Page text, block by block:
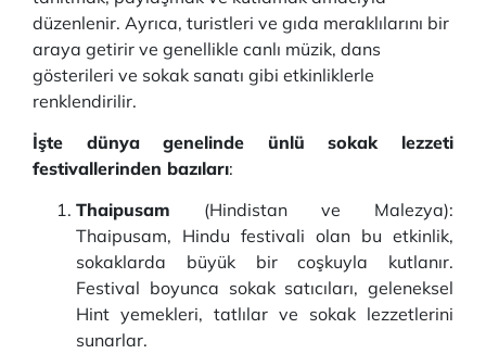
düzenlenir. Ayrıca, turistleri ve gıda meraklılarını bir
araya getirir ve genellikle canlı müzik, dans
gösterileri ve sokak sanatı gibi etkinliklerle
renklendirilir.
İşte dünya genelinde ünlü sokak lezzeti
festivallerinden bazıları:
Thaipusam (Hindistan ve Malezya):
Thaipusam, Hindu festivali olan bu etkinlik,
sokaklarda büyük bir coşkuyla kutlanır.
Festival boyunca sokak satıcıları, geleneksel
Hint yemekleri, tatlılar ve sokak lezzetlerini
sunarlar.